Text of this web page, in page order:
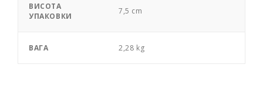
ВИСОТА
УПАКОВКИ
7,5 cm
ВАГА 2,28 kg